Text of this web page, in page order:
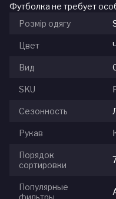
Футболка не требует
Розмір одягу
Цвет
Вид
SKU
Сезонность
Рукав
Порядок
сортировки
Популярные
фильтры